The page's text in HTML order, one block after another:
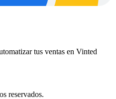
tus ventas en Vinted
reservados.